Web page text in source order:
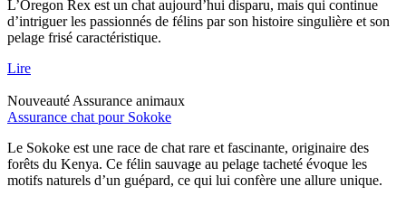
L’Oregon Rex est un chat aujourd’hui disparu, mais qui continue
d’intriguer les passionnés de félins par son histoire singulière et son
pelage frisé caractéristique.
Lire
Nouveauté Assurance animaux
Assurance chat pour Sokoke
Le Sokoke est une race de chat rare et fascinante, originaire des
forêts du Kenya. Ce félin sauvage au pelage tacheté évoque les
motifs naturels d’un guépard, ce qui lui confère une allure unique.